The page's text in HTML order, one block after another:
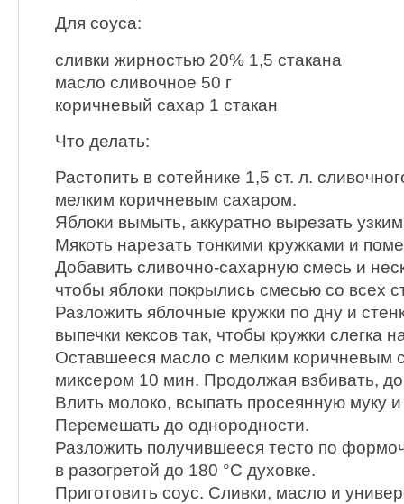
Для соуса:
сливки жирностью 20% 1,5 стакана
масло сливочное 50 г
коричневый сахар 1 стакан
Что делать:
Растопить в сотейнике 1,5 ст. л.
мелким коричневым сахаром.
Яблоки вымыть, аккуратно вырезать
Мякоть нарезать тонкими кружками и
Добавить сливочно-сахарную смесь и
чтобы яблоки покрылись смесью со всех
Разложить яблочные кружки по дну и
выпечки кексов так, чтобы кружки слегка
Оставшееся масло с мелким коричневым
миксером 10 мин. Продолжая взбивать,
Влить молоко, всыпать просеянную муку
Перемешать до однородности.
Разложить получившееся тесто по
в разогретой до 180 °С духовке.
Приготовить соус. Сливки, масло и